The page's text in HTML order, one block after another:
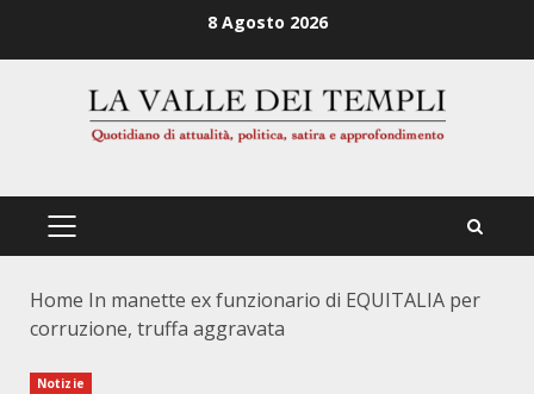
8 Agosto 2026
PRIMÄRES
Home In manette ex funzionario di EQUITALIA per
corruzione, truffa aggravata
Notizie